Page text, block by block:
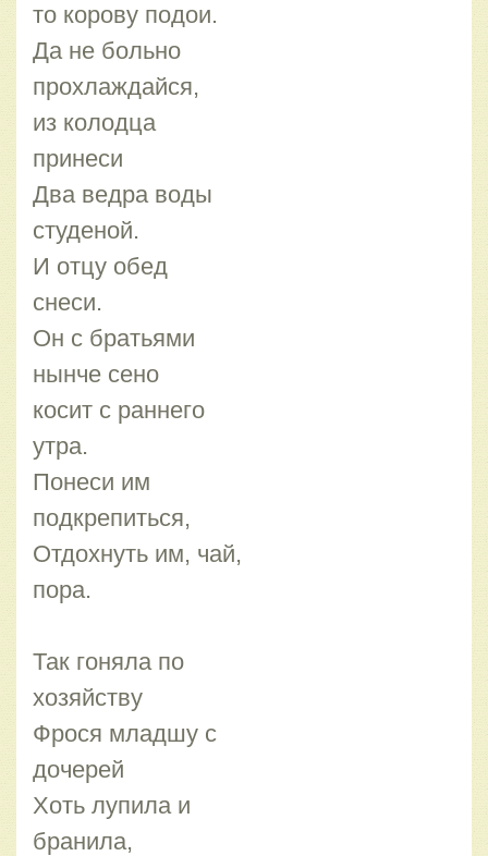
то корову подои.
Да не больно
прохлаждайся,
из колодца
принеси
Два ведра воды
студеной.
И отцу обед
снеси.
Он с братьями
нынче сено
косит с раннего
утра.
Понеси им
подкрепиться,
Отдохнуть им, чай,
пора.
Так гоняла по
хозяйству
Фрося младшу с
дочерей
Хоть лупила и
бранила,